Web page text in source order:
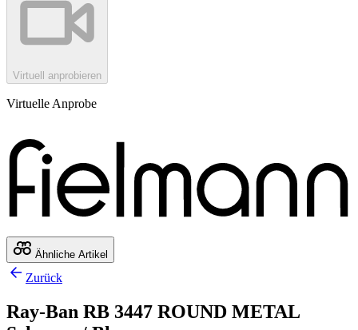
Virtuell anprobieren
Virtuelle Anprobe
Ähnliche Artikel
Zurück
Ray-Ban RB 3447 ROUND METAL